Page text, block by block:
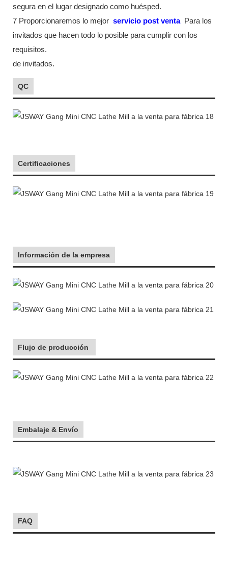
segura en el lugar designado como huésped.
7 Proporcionaremos lo mejor servicio post venta Para los
invitados que hacen todo lo posible para cumplir con los
requisitos.
de invitados.
QC
Certificaciones
Información de la empresa
Flujo de producción
Embalaje & Envío
FAQ